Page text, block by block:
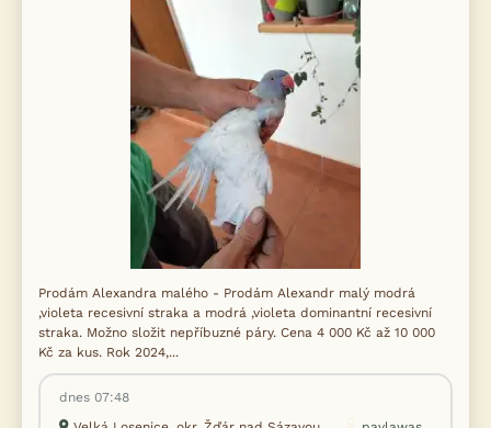
Prodám Alexandra malého - Prodám Alexandr malý modrá
,violeta recesivní straka a modrá ,violeta dominantní recesivní
straka. Možno složit nepříbuzné páry. Cena 4 000 Kč až 10 000
Kč za kus. Rok 2024,...
dnes 07:48